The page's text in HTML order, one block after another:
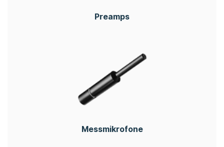
Preamps
Messmikrofone